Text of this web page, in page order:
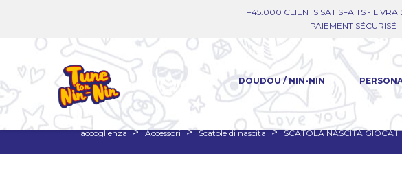
+45.000 CLIENTS SATISFAITS -
PAIEMENT SÉCURISÉ
DOUDOU / NIN-NIN
accoglienza Accessori Scatole di nascita SCATOLA NASCITA